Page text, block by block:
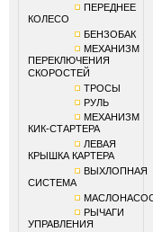
ПЕРЕДНЕЕ
КОЛЕСО
БЕНЗОБАК
МЕХАНИЗМ
ПЕРЕКЛЮЧЕНИЯ
СКОРОСТЕЙ
ТРОСЫ
РУЛЬ
МЕХАНИЗМ
КИК-СТАРТЕРА
ЛЕВАЯ
КРЫШКА КАРТЕРА
ВЫХЛОПНАЯ
СИСТЕМА
МАСЛОНАСОС
РЫЧАГИ
УПРАВЛЕНИЯ